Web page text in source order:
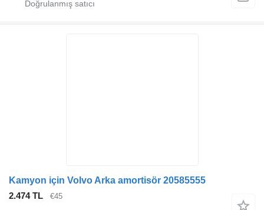
Kamyon için Volvo Arka amortisör 20585555
2.474 TL
€45